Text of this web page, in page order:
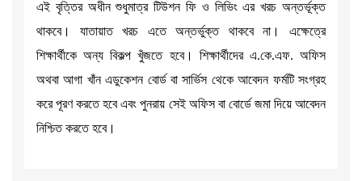
এই বৃত্তির অধীন শুধুমাত্র টিউশন ফি ও লিভিং এর খরচ অন্তর্ভূক্ত
থাকবে। যাতায়াত খরচ এতে অন্তর্ভুক্ত থাকবে না। এক্ষেত্রে
শিক্ষার্থীকে অন্য বিকল্প খুঁজতে হবে। শিক্ষার্থীদের এ.কে.এফ. অফিস
অথবা আগা খাঁন এডুকেশন বোর্ড বা সার্ভিস থেকে আবেদন ফর্মটি সংগ্রহ
করে পূরণ করতে হবে এবং পুনরায় সেই অফিস বা বোর্ডে জমা দিয়ে আবেদন
নিশ্চিত করতে হবে।